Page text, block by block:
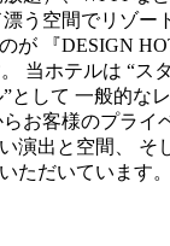
う空間でリゾー
が 『DESIGN
。 当ホテルは “ス
として 一般的な
お客様のプライ
演出と空間、 そ
ただいています